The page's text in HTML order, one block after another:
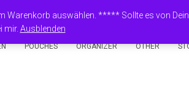
auswählen. ***** Sollte es von
mir. Ausblenden
Shop Mein Konto
POUCHES ORGANIZER OTHER